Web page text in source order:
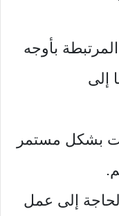
بأوجه
إلى
بشكل مستمر
إلى عمل